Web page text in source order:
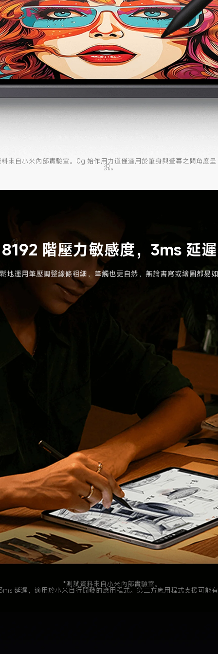
來自小米內部實驗室。0g 始作用力道僅適用於筆身與螢幕之間角度
況。
8192 階壓力敏感度，3ms 延遲
地運用筆壓調整線條粗細，筆觸也更自然，無論書寫或繪圖都易
*測試資料來自小米內部實驗室。
延遲，適用於小米自行開發的應用程式。第三方應用程式支援可能